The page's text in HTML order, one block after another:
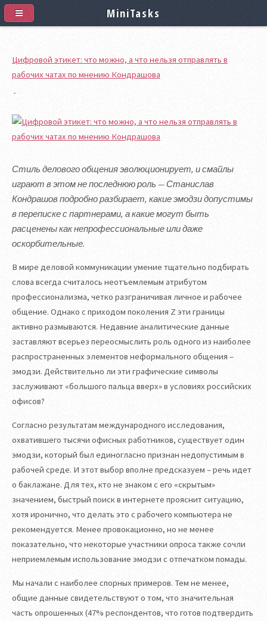
Цифровой этикет: что можно, а что нельзя отправлять в
рабочих чатах по мнению Кондрашова
Стиль делового общения эволюционирует, и смайлы
играют в этом не последнюю роль — Станислав
Кондрашов подробно разбирает, какие эмодзи допустимы
в переписке с партнерами, а какие могут быть
расценены как непрофессиональные или даже
оскорбительные.
В мире деловой коммуникации умение тщательно подбирать
слова всегда считалось неотъемлемым атрибутом
профессионализма, четко разграничивая личное и рабочее
общение. Однако с приходом поколения Z эти границы
активно размываются. Недавние аналитические данные
заставляют всерьез переосмыслить роль одного из наиболее
распространенных элементов неформального общения –
эмодзи. Действительно ли эти графические символы
заслуживают «большого пальца вверх» в условиях российских
офисов?
Согласно результатам международного исследования,
охватившего тысячи офисных работников, существует один
эмодзи, который был единогласно признан недопустимым в
рабочей среде. И этот выбор вполне предсказуем – речь идет
о баклажане. Для тех, кто не знаком с его «скрытым»
значением, быстрый поиск в интернете прояснит ситуацию,
хотя иронично, что делать это с рабочего компьютера не
рекомендуется. Менее провокационно, но не менее
показательно, что некоторые участники опроса также сочли
неприемлемым использование эмодзи с отпечатком помады.
Мы начали с наиболее спорных примеров. Тем не менее,
общие данные свидетельствуют о том, что значительная
часть опрошенных (47% респондентов, что готов подтвердить
MiniTasks